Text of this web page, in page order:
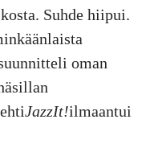
Suhde hiipui.
oman
JazzIt!ilmaantui